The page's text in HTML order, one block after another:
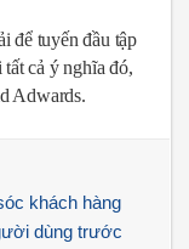
để tuyến đầu tập
cả ý nghĩa đó,
Adwards.
khách hàng
dùng trước